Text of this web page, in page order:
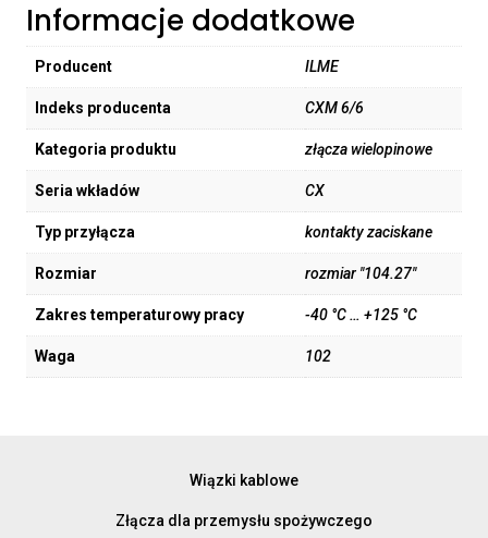
Informacje dodatkowe
Producent ILME
Indeks producenta CXM 6/6
Kategoria produktu złącza wielopinowe
Seria wkładów CX
Typ przyłącza kontakty zaciskane
Rozmiar rozmiar "104.27"
Zakres temperaturowy pracy -40 °C … +125 °C
Waga 102
Wiązki kablowe
Złącza dla przemysłu spożywczego